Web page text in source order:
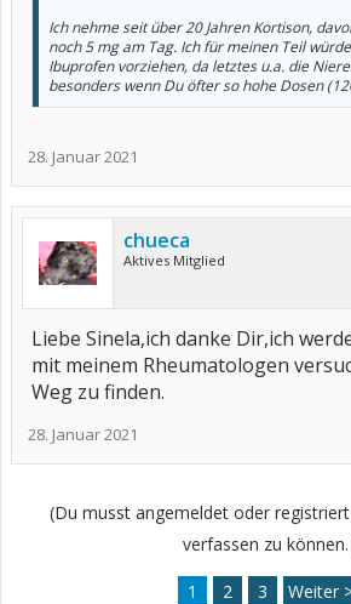
Ich nehme seit über 20 Jahren Kortison,
noch 5 mg am Tag. Ich für meinen Teil
Ibuprofen vorziehen, da letztes u.a. die
besonders wenn Du öfter so hohe Dosen
28. Januar 2021
chueca
Aktives Mitglied
Liebe Sinela,ich danke Dir,ich
mit meinem Rheumatologen
Weg zu finden.
28. Januar 2021
(Du musst angemeldet oder
verfassen zu
1 2 3 Weiter